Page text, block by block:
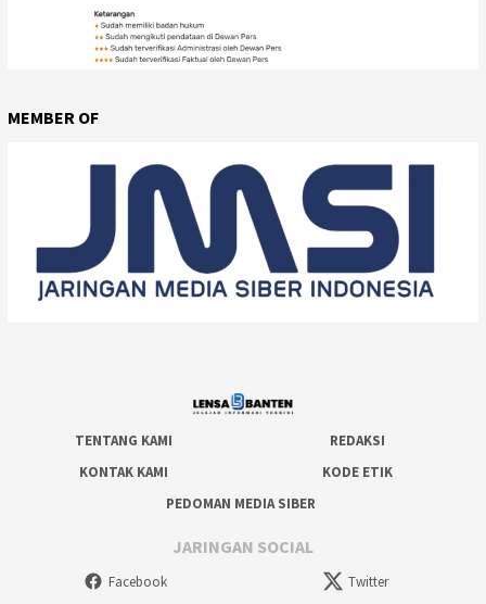
MEMBER OF
TENTANG KAMI
REDAKSI
KONTAK KAMI
KODE ETIK
PEDOMAN MEDIA SIBER
JARINGAN SOCIAL
Facebook Twitter